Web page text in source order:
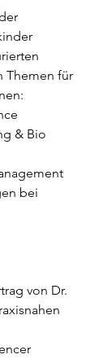
Themen für
& Bio
bei
von Dr.